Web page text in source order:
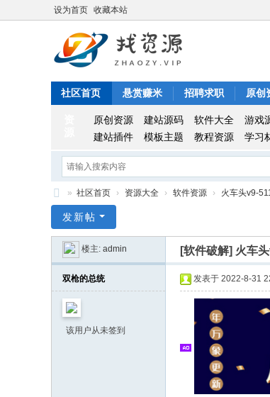
设为首页 收藏本站
社区首页 悬赏赚米 招聘求职 原创
原创资源 建站源码 软件大全
游戏
建站插件
模板主题 教程资源 学习
资
» 社区首页 › 资源大全 › 软件资源 › 火车头v9-
发新帖
楼主: admin [软件破解] 火车
双枪的总统
该用户从未签到
发表于 2022-8-31